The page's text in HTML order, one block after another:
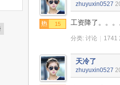
15
zhuyuxin0527
工资降了。。
分类: 讨论 1741
天冷了
zhuyuxin0527